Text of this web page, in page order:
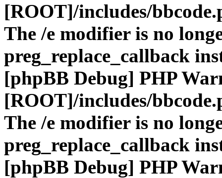
[ROOT]/includes/
The /e modifier is no
preg_replace_callback
[phpBB Debug] PHP
[ROOT]/includes/
The /e modifier is no
preg_replace_callback
[phpBB Debug] PHP